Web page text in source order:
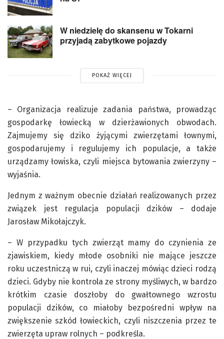
W niedzielę do skansenu w Tokarni
przyjadą zabytkowe pojazdy
POKAŻ WIĘCEJ
– Organizacja realizuje zadania państwa, prowadząc
gospodarkę łowiecką w dzierżawionych obwodach.
Zajmujemy się dziko żyjącymi zwierzętami łownymi,
gospodarujemy i regulujemy ich populacje, a także
urządzamy łowiska, czyli miejsca bytowania zwierzyny –
wyjaśnia.
Jednym z ważnym obecnie działań realizowanych przez
związek jest regulacja populacji dzików – dodaje
Jarosław Mikołajczyk.
– W przypadku tych zwierząt mamy do czynienia ze
zjawiskiem, kiedy młode osobniki nie mające jeszcze
roku uczestniczą w rui, czyli inaczej mówiąc dzieci rodzą
dzieci. Gdyby nie kontrola ze strony myśliwych, w bardzo
krótkim czasie doszłoby do gwałtownego wzrostu
populacji dzików, co miałoby bezpośredni wpływ na
zwiększenie szkód łowieckich, czyli niszczenia przez te
zwierzęta upraw rolnych – podkreśla.